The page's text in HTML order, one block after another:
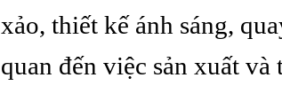
xảo, thiết kế ánh sáng,
quan đến việc sản xuất